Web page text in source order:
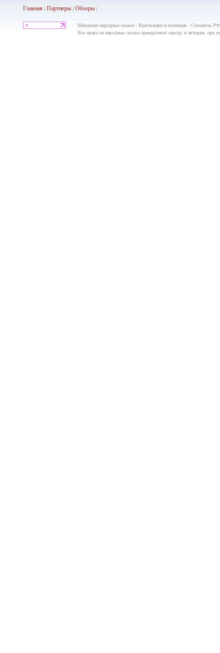
Главная| Партнеры| Обзоры|
Шведские народные сказки : Крестьянин и помещик -
Все права на народные сказки принадлежат народу и авторам, при